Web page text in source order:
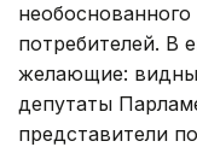
потребителей. В
желающие:
депутаты
представители